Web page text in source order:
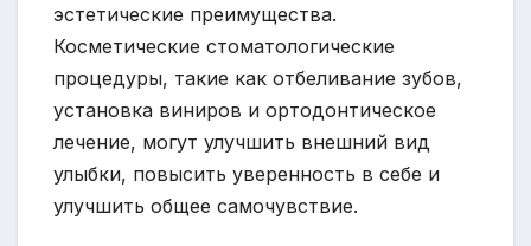
эстетические преимущества.
Косметические стоматологические
процедуры, такие как отбеливание зубов,
установка виниров и ортодонтическое
лечение, могут улучшить внешний вид
улыбки, повысить уверенность в себе и
улучшить общее самочувствие.